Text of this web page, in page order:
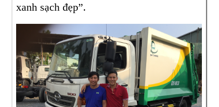
xanh sạch đẹp”.